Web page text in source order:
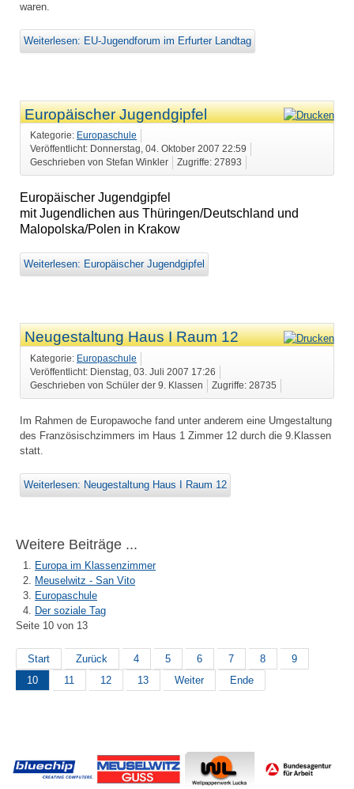
waren.
Weiterlesen: EU-Jugendforum im Erfurter Landtag
Europäischer Jugendgipfel
Kategorie: Europaschule
Veröffentlicht: Donnerstag, 04. Oktober 2007 22:59
Geschrieben von Stefan Winkler
Zugriffe: 27893
Europäischer Jugendgipfel
mit Jugendlichen aus Thüringen/Deutschland und
Malopolska/Polen in Krakow
Weiterlesen: Europäischer Jugendgipfel
Neugestaltung Haus I Raum 12
Kategorie: Europaschule
Veröffentlicht: Dienstag, 03. Juli 2007 17:26
Geschrieben von Schüler der 9. Klassen
Zugriffe: 28735
Im Rahmen de Europawoche fand unter anderem eine Umgestaltung
des Französischzimmers im Haus 1 Zimmer 12 durch die 9.Klassen
statt.
Weiterlesen: Neugestaltung Haus I Raum 12
Weitere Beiträge ...
Europa im Klassenzimmer
Meuselwitz - San Vito
Europaschule
Der soziale Tag
Seite 10 von 13
Start Zurück 4 5 6 7 8
9
10
11 12 13 Weiter Ende